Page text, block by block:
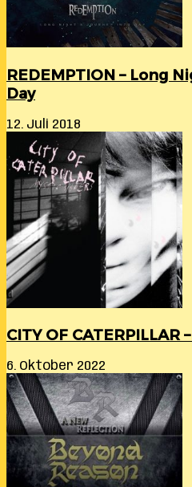
REDEMPTION – Long
Day
12. Juli 2018
CITY OF CATERPILLAR
6. Oktober 2022